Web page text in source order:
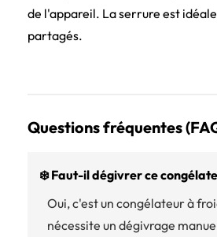
de l'appareil. La serrure est
partagés.
Questions fréquentes
❄️ Faut-il dégivrer ce
Oui, c'est un congélateur à
nécessite un dégivrage